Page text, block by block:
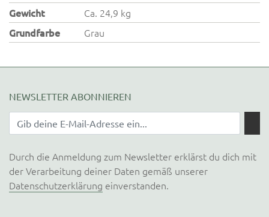
Gewicht
Ca. 24,9 kg
Grundfarbe
Grau
NEWSLETTER ABONNIEREN
Durch die Anmeldung zum Newsletter erklärst du dich mit
der Verarbeitung deiner Daten gemäß unserer
Datenschutzerklärung einverstanden.